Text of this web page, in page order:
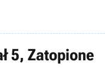
5, Zatopione